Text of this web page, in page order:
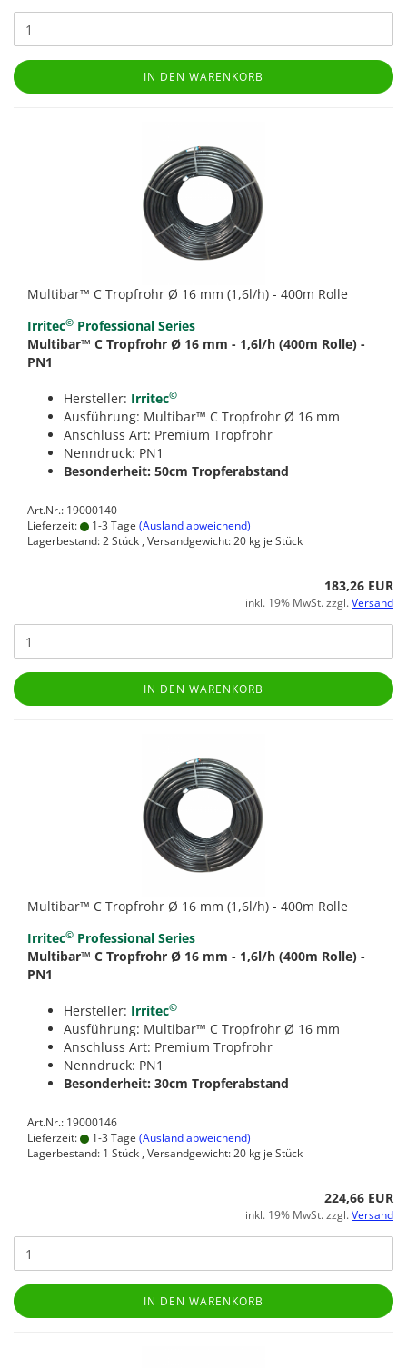
IN DEN WARENKORB
Multibar™ C Tropfrohr Ø 16 mm (1,6l/h) - 400m Rolle
Irritec© Professional Series
Multibar™ C Tropfrohr Ø 16 mm - 1,6l/h (400m Rolle) -
PN1
Hersteller: Irritec©
Ausführung: Multibar™ C Tropfrohr Ø 16 mm
Anschluss Art: Premium Tropfrohr
Nenndruck: PN1
Besonderheit: 50cm Tropferabstand
Art.Nr.: 19000140
Lieferzeit:
1-3 Tage (Ausland abweichend)
Lagerbestand: 2 Stück , Versandgewicht:20 kg je Stück
183,26 EUR
inkl. 19% MwSt. zzgl.Versand
IN DEN WARENKORB
Multibar™ C Tropfrohr Ø 16 mm (1,6l/h) - 400m Rolle
Irritec© Professional Series
Multibar™ C Tropfrohr Ø 16 mm - 1,6l/h (400m Rolle) -
PN1
Hersteller: Irritec©
Ausführung: Multibar™ C Tropfrohr Ø 16 mm
Anschluss Art: Premium Tropfrohr
Nenndruck: PN1
Besonderheit: 30cm Tropferabstand
Art.Nr.: 19000146
Lieferzeit:
1-3 Tage (Ausland abweichend)
Lagerbestand: 1 Stück , Versandgewicht:20 kg je Stück
224,66 EUR
inkl. 19% MwSt. zzgl.Versand
IN DEN WARENKORB